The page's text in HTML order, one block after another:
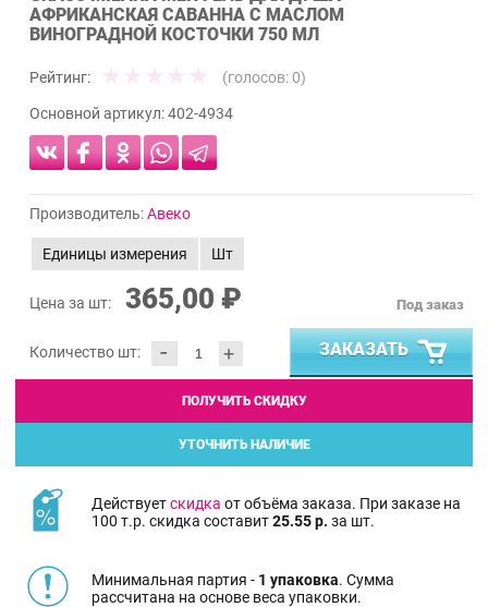
АФРИКАНСКАЯ САВАННА С МАСЛОМ
ВИНОГРАДНОЙ КОСТОЧКИ 750 МЛ
Рейтинг: (голосов: 0)
Основной артикул:402-4934
Производитель:Авеко
Единицы измерения Шт
Цена за шт: 365,00 ₽
Количество шт: - +
Под заказ
ЗАКАЗАТЬ
ПОЛУЧИТЬ СКИДКУ
УТОЧНИТЬ НАЛИЧИЕ
Действуетскидка от объёма заказа. При заказе на
100 т.р. скидка составит25.55 р. за шт.
Минимальная партия - 1 упаковка. Сумма
рассчитана на основе веса упаковки.